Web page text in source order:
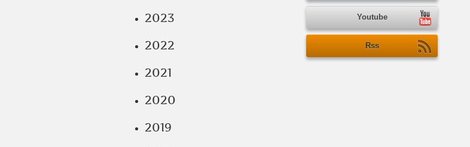
2023
2022
2021
2020
2019
Youtube
Rss